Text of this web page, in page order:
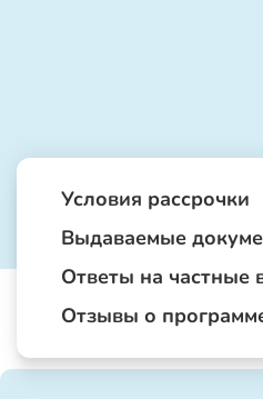
Условия рассрочки
Выдаваемые
Ответы на частные
Отзывы о